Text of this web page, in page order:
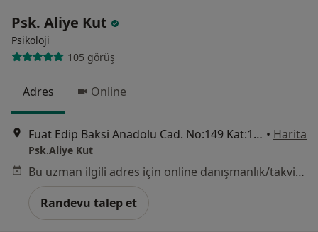
Psk. Aliye Kut
Psikoloji
105 görüş
Adres Online
Fuat Edip Baksi Anadolu Cad. No:149 Kat:1 Daire: 3 Altınyol, İzmir • Harita
Psk.Aliye Kut
Bu uzman ilgili adres için online danışmanlık/takvim sunmuyor.
Randevu talep et